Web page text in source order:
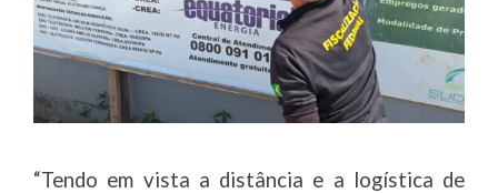
“Tendo em vista a distância e a logística de